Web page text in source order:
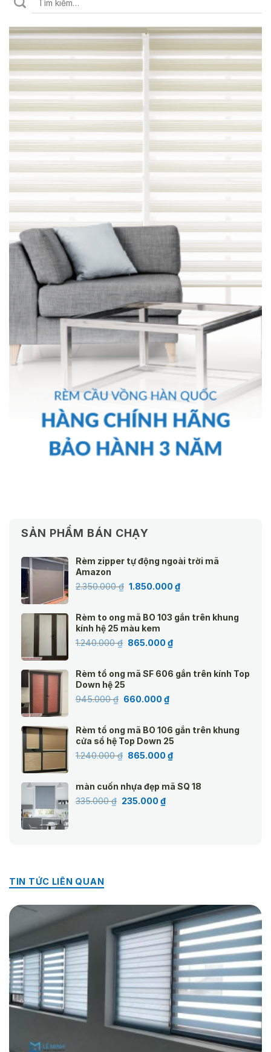
SẢN PHẨM BÁN CHẠY
Rèm zipper tự động ngoài trời mã
Amazon
2.350.000₫ Giá
2.350.000 ₫.
1.850.000₫Giá
là:
Rèm to ong mã BO 103 gắn trên khung
kính hệ 25 màu kem
1.240.000₫ Giá
1.240.000 ₫.
865.000₫Giá
là:
Rèm tổ ong mã SF 606 gắn trên kính Top
Down hệ 25
945.000₫ Giá
945.000 ₫.
660.000₫Giá
là:
660.000 ₫.
Rèm tổ ong mã BO 106 gắn trên khung
cửa sổ hệ Top Down 25
1.240.000₫ Giá
1.240.000 ₫.
865.000₫Giá
là:
màn cuốn nhựa đẹp mã SQ 18
335.000₫ Giá
235.000₫Giá
TIN TỨC LIÊN QUAN